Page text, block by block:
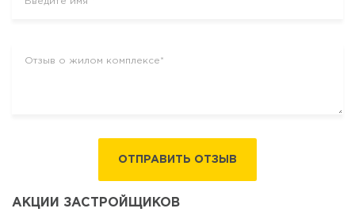
ОТПРАВИТЬ ОТЗЫВ
АКЦИИ ЗАСТРОЙЩИКОВ